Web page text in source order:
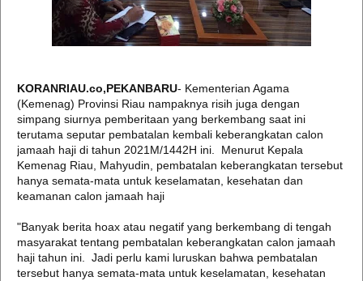
KORANRIAU.co,PEKANBARU- Kementerian Agama
(Kemenag) Provinsi Riau nampaknya risih juga dengan
simpang siurnya pemberitaan yang berkembang saat ini
terutama seputar pembatalan kembali keberangkatan calon
jamaah haji di tahun 2021M/1442H ini. Menurut Kepala
Kemenag Riau, Mahyudin, pembatalan keberangkatan tersebut
hanya semata-mata untuk keselamatan, kesehatan dan
keamanan calon jamaah haji
"Banyak berita hoax atau negatif yang berkembang di tengah
masyarakat tentang pembatalan keberangkatan calon jamaah
haji tahun ini. Jadi perlu kami luruskan bahwa pembatalan
tersebut hanya semata-mata untuk keselamatan, kesehatan